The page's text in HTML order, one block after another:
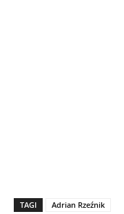
TAGI Adrian Rzeźnik